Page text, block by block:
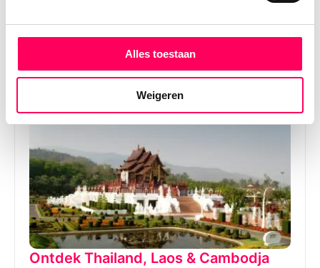
Alles toestaan
Weigeren
Deze unieke reizen maakten onze klanten
eerder met Namasté Reizen.
Ontdek Thailand, Laos & Cambodja